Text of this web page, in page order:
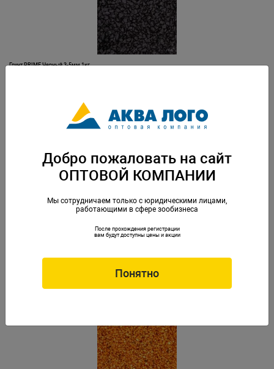
Грунт PRIME Черный 3-5мм 1кг
Добро пожаловать на сайт
ОПТОВОЙ КОМПАНИИ
Мы сотрудничаем только с юридическими лицами,
работающими в сфере зообизнеса
После прохождения регистрации
вам будут доступны цены и акции
Понятно